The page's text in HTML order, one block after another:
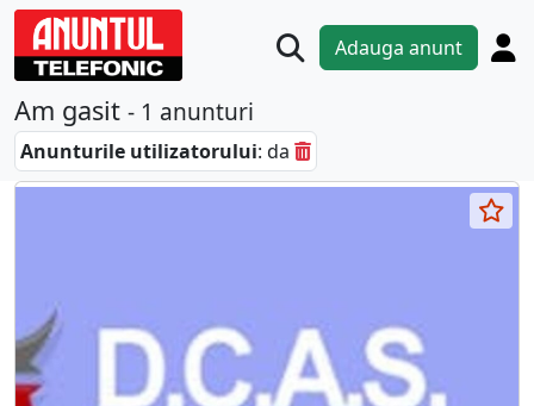
Adauga anunt
Am gasit - 1 anunturi
Anunturile utilizatorului: da